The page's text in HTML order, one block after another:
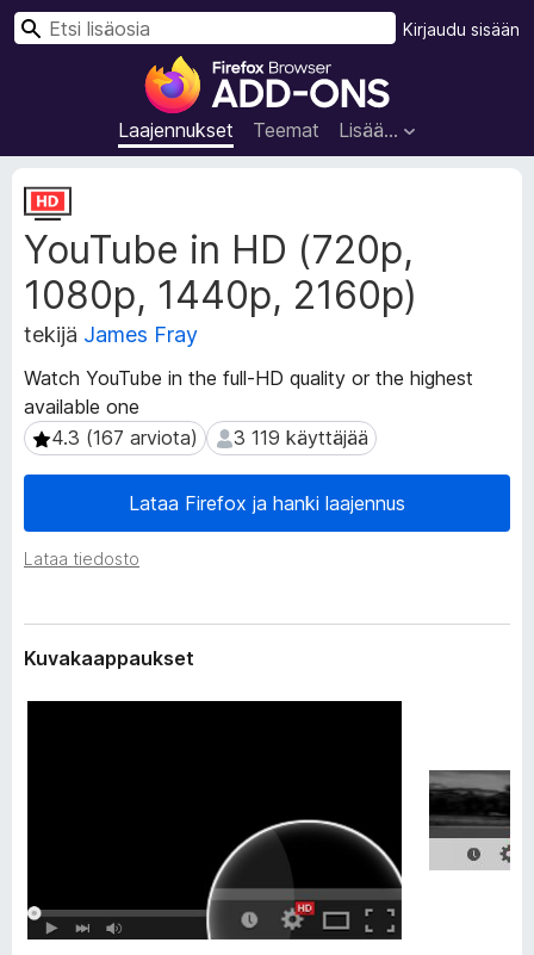
F
r
e
x
-
s
a
m
e
n
l
a
Laajennukset Teemat Lisää…
Kirjaudu sisään
H
YouTube in HD (720p,
1080p, 1440p, 2160p)
tekijä James Fray
Watch YouTube in the full-HD quality or the highest
available one
4.3 (167 arviota)
4.3 (167 arviota) 3 119 käyttäjää
3 119 käyttäjää
Lataa Firefox ja hanki laajennus
Lataa tiedosto
L
a
a
e
n
n
u
k
s
e
a
d
Kuvakaappaukset